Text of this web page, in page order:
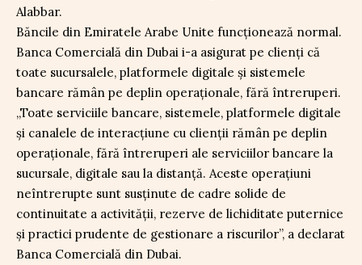
Alabbar.
Băncile din Emiratele Arabe Unite funcționează normal.
Banca Comercială din Dubai i-a asigurat pe clienți că
toate sucursalele, platformele digitale și sistemele
bancare rămân pe deplin operaționale, fără întreruperi.
„Toate serviciile bancare, sistemele, platformele digitale
și canalele de interacțiune cu clienții rămân pe deplin
operaționale, fără întreruperi ale serviciilor bancare la
sucursale, digitale sau la distanță. Aceste operațiuni
neîntrerupte sunt susținute de cadre solide de
continuitate a activității, rezerve de lichiditate puternice
și practici prudente de gestionare a riscurilor”, a declarat
Banca Comercială din Dubai.